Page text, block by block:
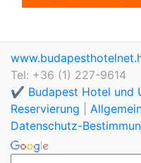
Tel: +36 (1) 227-9614
✔️ Budapest Hotel und
Reservierung
Datenschutz-